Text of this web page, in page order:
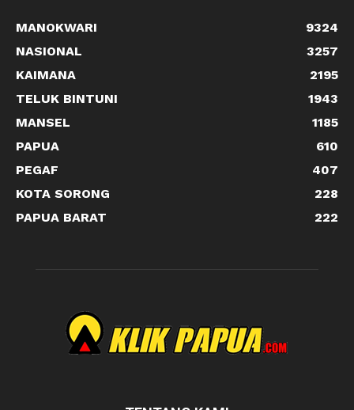
MANOKWARI
9324
NASIONAL
3257
KAIMANA
2195
TELUK BINTUNI
1943
MANSEL
1185
PAPUA
610
PEGAF
407
KOTA SORONG
228
PAPUA BARAT
222